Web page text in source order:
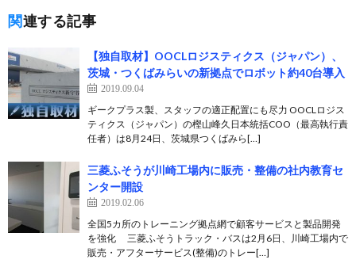
関連する記事
【独自取材】OOCLロジスティクス（ジャパン）、
茨城・つくばみらいの新拠点でロボット約40台導入
2019.09.04
ギークプラス製、スタッフの適正配置にも尽力 OOCLロジス
ティクス（ジャパン）の樫山峰久日本統括COO（最高執行責
任者）は8月24日、茨城県つくばみら[…]
三菱ふそうが川崎工場内に販売・整備の社内教育セ
ンター開設
2019.02.06
全国5カ所のトレーニング拠点網で顧客サービスと製品開発
を強化 三菱ふそうトラック・バスは2月6日、川崎工場内で
販売・アフターサービス(整備)のトレー[…]